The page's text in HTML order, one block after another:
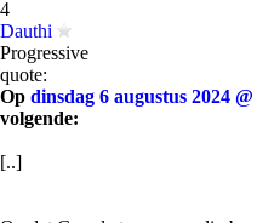
4
Dauthi
Progressive
quote:
Op dinsdag 6 augustus 2024
volgende:
[..]